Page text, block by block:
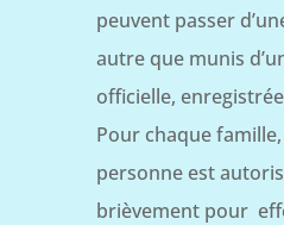
peuvent passer
autre que munis
officielle,
Pour chaque
personne est
brièvement pour